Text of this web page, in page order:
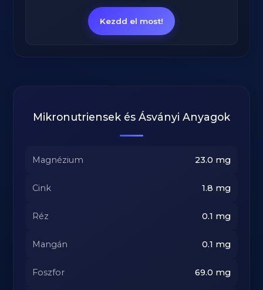
Kezdd el most!
Mikronutriensek és Ásványi Anyagok
Magnézium 23.0 mg
Cink 1.8 mg
Réz 0.1 mg
Mangán 0.1 mg
Foszfor 69.0 mg